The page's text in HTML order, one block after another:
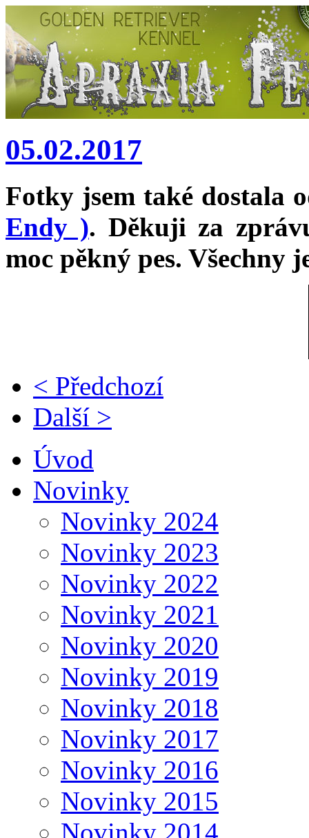
05.02.2017
Fotky jsem také dostala
Endy ). Děkuji za
moc pěkný pes. Všechny
< Předchozí
Další >
Úvod
Novinky
Novinky 2024
Novinky 2023
Novinky 2022
Novinky 2021
Novinky 2020
Novinky 2019
Novinky 2018
Novinky 2017
Novinky 2016
Novinky 2015
Novinky 2014